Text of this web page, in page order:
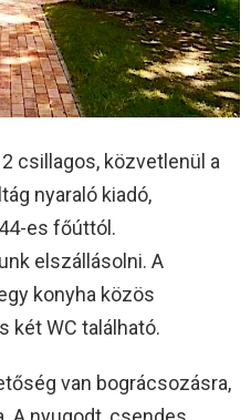
csillagos, közvetlenül a
nyaraló kiadó,
es főúttól.
elszállásolni. A
konyha közös
két WC található.
van bográcsozásra,